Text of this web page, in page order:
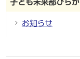
子ども未来部ひら
お知らせ